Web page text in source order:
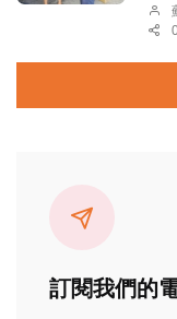
訂閱我們的